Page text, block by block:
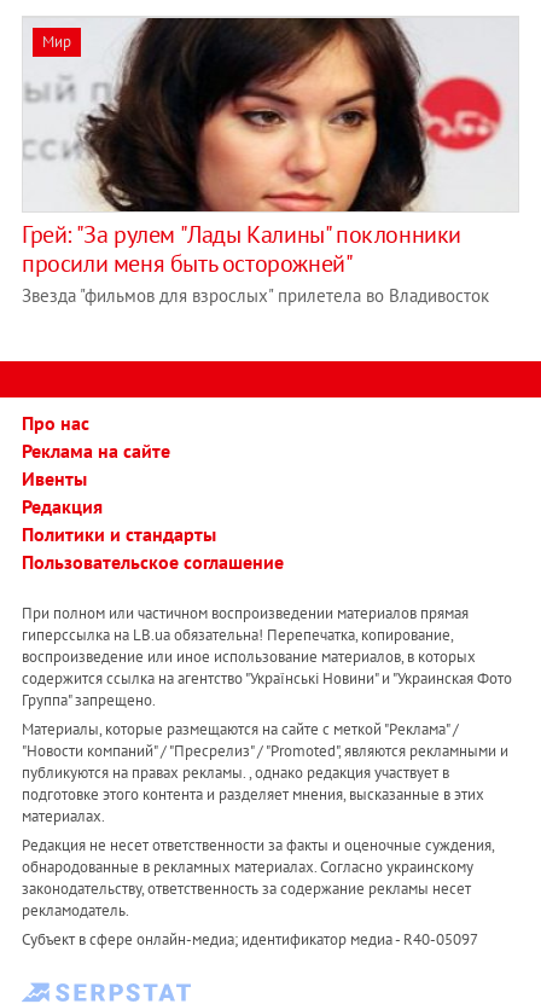
Мир
Грей: "За рулем "Лады Калины" поклонники
просили меня быть осторожней"
Звезда "фильмов для взрослых" прилетела во Владивосток
Про нас
Реклама на сайте
Ивенты
Редакция
Политики и стандарты
Пользовательское соглашение
При полном или частичном воспроизведении материалов прямая
гиперссылка на LB.ua обязательна! Перепечатка, копирование,
воспроизведение или иное использование материалов, в которых
содержится ссылка на агентство "Українськi Новини" и "Украинская Фото
Группа" запрещено.
Материалы, которые размещаются на сайте с меткой "Реклама" /
"Новости компаний" / "Пресрелиз" / "Promoted", являются рекламными и
публикуются на правах рекламы. , однако редакция участвует в
подготовке этого контента и разделяет мнения, высказанные в этих
материалах.
Редакция не несет ответственности за факты и оценочные суждения,
обнародованные в рекламных материалах. Согласно украинскому
законодательству, ответственность за содержание рекламы несет
рекламодатель.
Субъект в сфере онлайн-медиа; идентификатор медиа - R40-05097